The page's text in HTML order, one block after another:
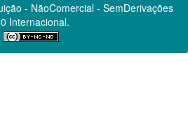
- NãoComercial - SemDerivações
Internacional.